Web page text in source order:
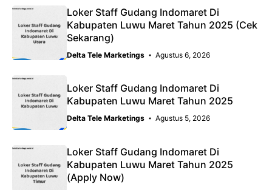
Loker Staff Gudang Indomaret Di
Kabupaten Luwu Maret Tahun 2025 (Cek
Sekarang)
Delta Tele Marketings Agustus 6, 2026
Loker Staff Gudang Indomaret Di
Kabupaten Luwu Maret Tahun 2025
Delta Tele Marketings Agustus 5, 2026
Loker Staff Gudang Indomaret Di
Kabupaten Luwu Maret Tahun 2025
(Apply Now)